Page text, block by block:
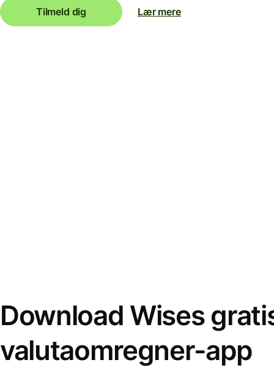
Tilmeld dig Lær mere
Download Wises
valutaomregner-app